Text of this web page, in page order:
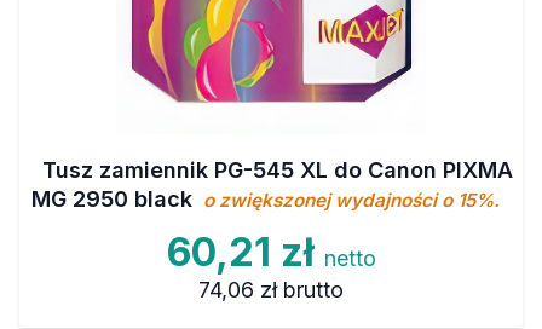
Tusz zamiennik PG-545 XL do Canon PIXMA
MG 2950 black o zwiększonej wydajności o 15%.
60,21 zł netto
74,06 zł brutto